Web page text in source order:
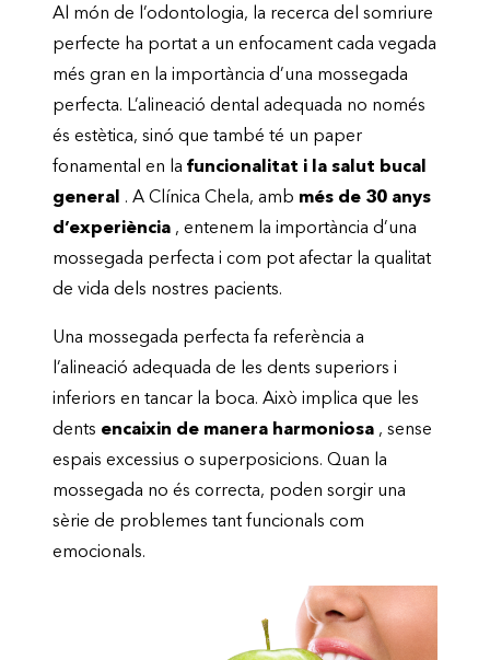
Al món de l’odontologia, la recerca del somriure
perfecte ha portat a un enfocament cada vegada
més gran en la importància d’una mossegada
perfecta. L’alineació dental adequada no només
és estètica, sinó que també té un paper
fonamental en la funcionalitat i la salut bucal
general
. A Clínica Chela, amb més de 30 anys
d’experiència , entenem la importància d’una
mossegada perfecta i com pot afectar la qualitat
de vida dels nostres pacients.
Una mossegada perfecta fa referència a
l’alineació adequada de les dents superiors i
inferiors en tancar la boca. Això implica que les
dents encaixin de manera harmoniosa , sense
espais excessius o superposicions. Quan la
mossegada no és correcta, poden sorgir una
sèrie de problemes tant funcionals com
emocionals.